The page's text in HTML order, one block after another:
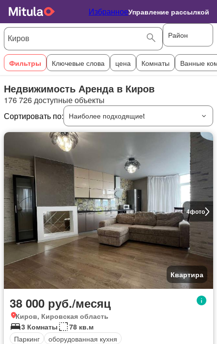
ИзбранноеУправление рассылкой
Район
Фильтры Ключевые слова цена Комнаты Ванные
Недвижимость Аренда в Киров
176 726 доступные объекты
Сортировать по:
Наиболее подходящиеt
4фото
Квартира
38 000 руб./месяц
Киров, Кировская область
3 Комнаты
78 кв.м
Паркинг
оборудованная кухня